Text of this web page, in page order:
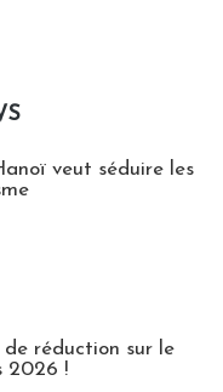
veut séduire les
de réduction sur le
2026 !